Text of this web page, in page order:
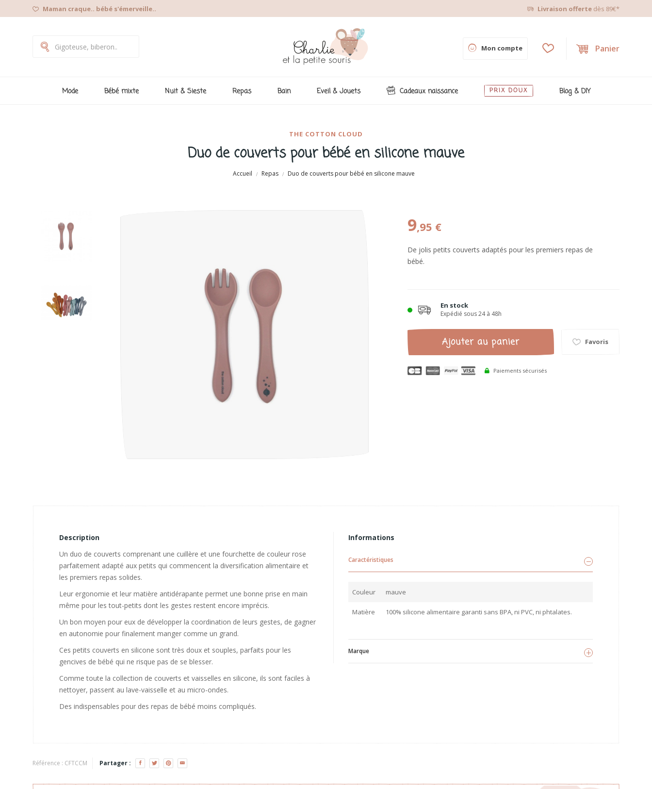
Maman craque.. bébé s'émerveille.. Livraison offerte dès 89€*
Panier
Mon compte
Mode Bébé mixte Nuit & Sieste Repas Bain Eveil & Jouets Cadeaux naissance PRIX DOUX Blog & DIY
THE COTTON CLOUD
Duo de couverts pour bébé en silicone mauve
Accueil Repas Duo de couverts pour bébé en silicone mauve
9,95 €
De jolis petits couverts adaptés pour les premiers repas de
bébé.
En stock
Expédié sous 24 à 48h
Ajouter au panier Favoris
Paiements sécurisés
Description
Un duo de couverts comprenant une cuillère et une fourchette de couleur rose
parfaitement adapté aux petits qui commencent la diversification alimentaire et
les premiers repas solides.
Leur ergonomie et leur matière antidérapante permet une bonne prise en main
même pour les tout-petits dont les gestes restent encore imprécis.
Un bon moyen pour eux de développer la coordination de leurs gestes, de gagner
en autonomie pour finalement manger comme un grand.
Ces petits couverts en silicone sont très doux et souples, parfaits pour les
gencives de bébé qui ne risque pas de se blesser.
Comme toute la collection de couverts et vaisselles en silicone, ils sont faciles à
nettoyer, passent au lave-vaisselle et au micro-ondes.
Des indispensables pour des repas de bébé moins compliqués.
Informations
Caractéristiques
Couleur mauve
Matière 100% silicone alimentaire garanti sans BPA, ni PVC, ni phtalates.
Marque
Référence : CFTCCM Partager :